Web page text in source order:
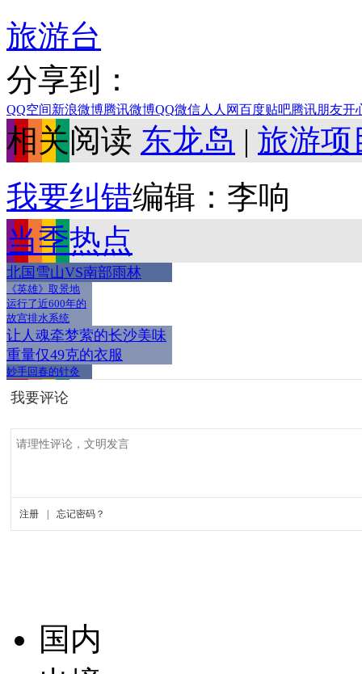
旅游台
分享到：
QQ空间新浪微博腾讯微博QQ微信人人网百度贴吧腾讯朋友开
相关阅读 东龙岛 | 旅游项
我要纠错编辑：李响
当季热点
北国雪山VS南部雨林
《英雄》取景地
运行了近600年的
故宫排水系统
让人魂牵梦萦的长沙美味
重量仅49克的衣服
妙手回春的针灸
国内